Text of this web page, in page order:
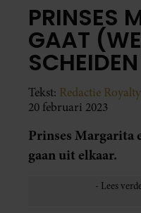
PRINSES
GAAT
SCHEIDEN
Tekst: Redactie
20 februari 2023
Prinses Margarita
gaan uit elkaar.